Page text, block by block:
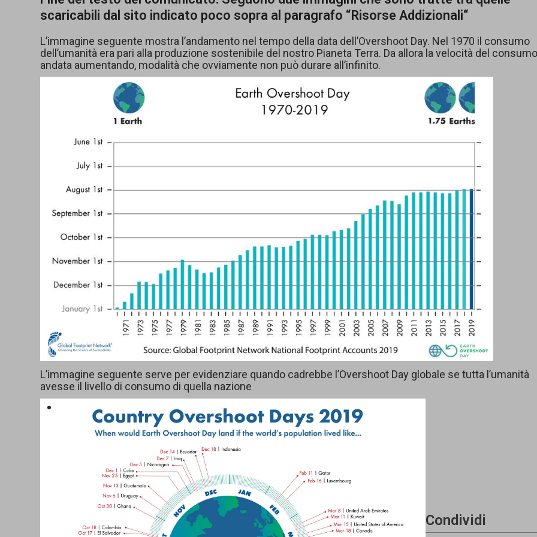
scaricabili dal sito indicato poco sopra al paragrafo “Risorse Addizionali“
L’immagine seguente mostra l’andamento nel tempo della data dell’Overshoot Day. Nel 1970 il consumo
dell’umanità era pari alla produzione sostenibile del nostro Pianeta Terra. Da allora la velocità del
andata aumentando, modalità che ovviamente non può durare all’infinito.
L’immagine seguente serve per evidenziare quando cadrebbe l’Overshoot Day globale se tutta l’umanità
avesse il livello di consumo di quella nazione
Condividi